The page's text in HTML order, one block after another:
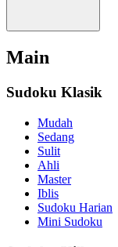
Main
Sudoku Klasik
Mudah
Sedang
Sulit
Ahli
Master
Iblis
Sudoku Harian
Mini Sudoku